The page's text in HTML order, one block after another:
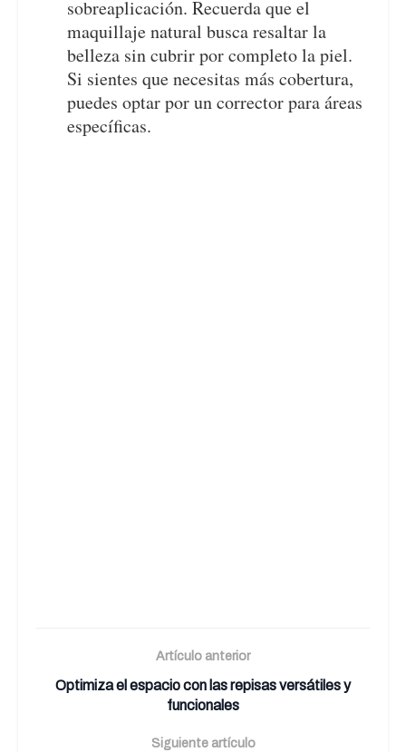
sobreaplicación. Recuerda que el
maquillaje natural busca resaltar la
belleza sin cubrir por completo la piel.
Si sientes que necesitas más cobertura,
puedes optar por un corrector para áreas
específicas.
Artículo anterior
Optimiza el espacio con las repisas versátiles y
funcionales
Siguiente artículo